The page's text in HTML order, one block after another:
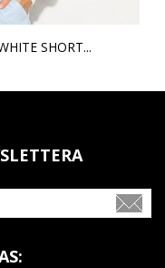
SHORT...